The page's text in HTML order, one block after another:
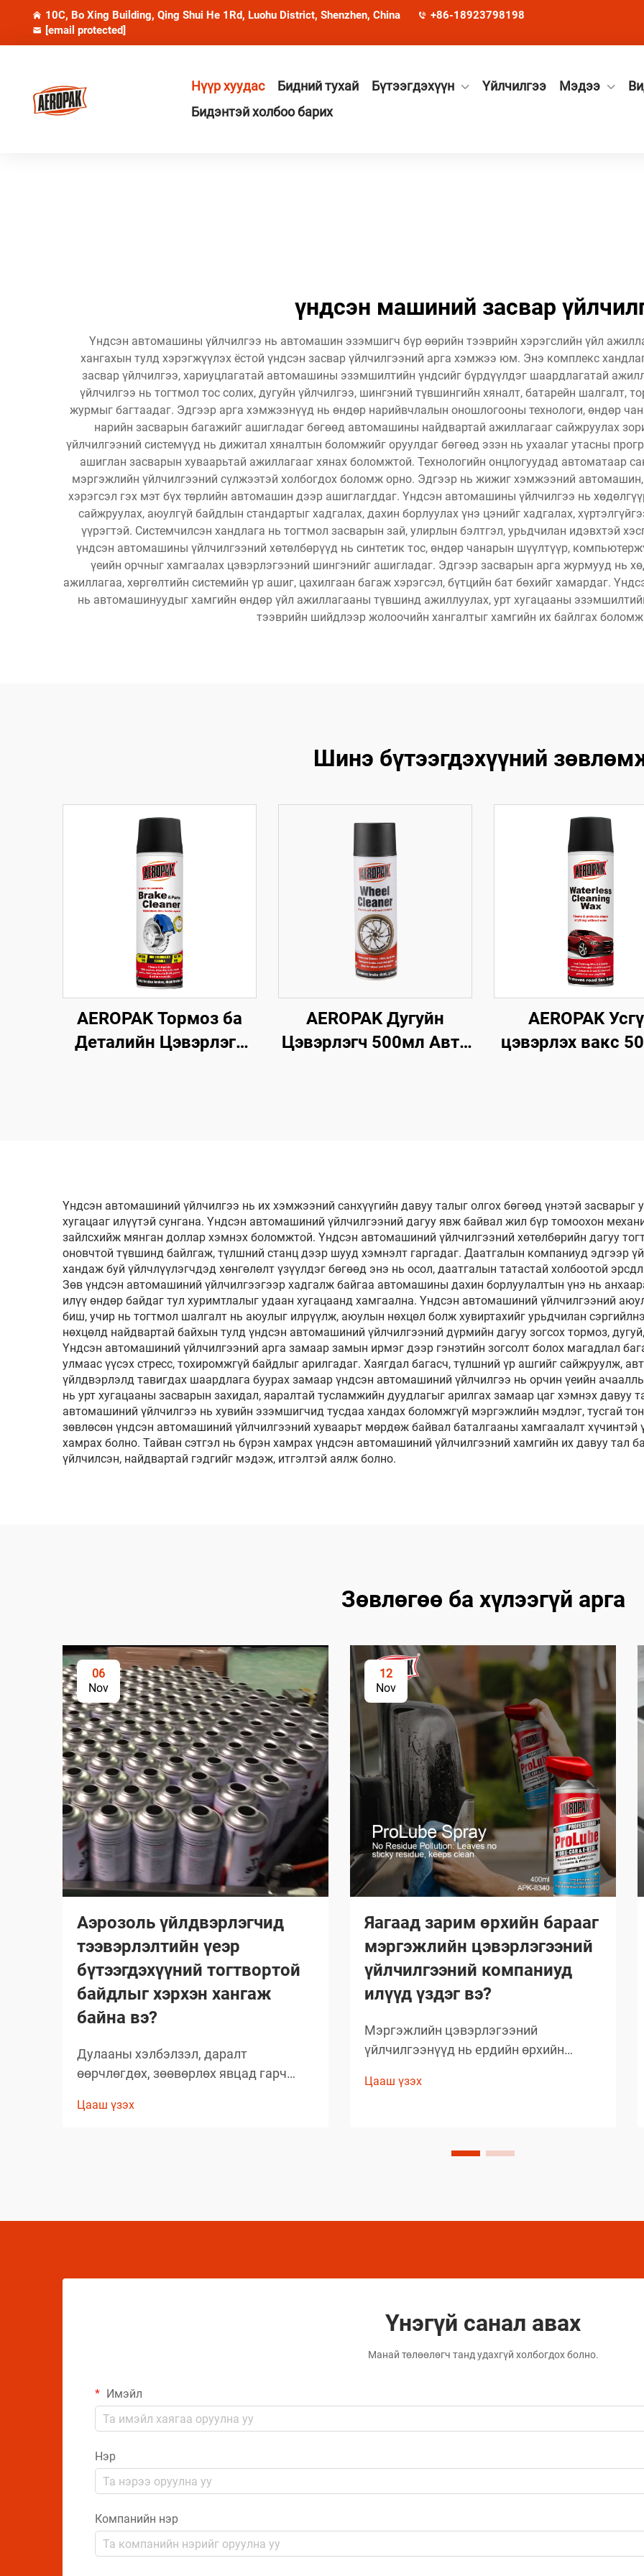
10C, Bo Xing Building, Qing Shui He 1Rd, Luohu District, Shenzhen, China
+86-18923798198
[email protected]
Нүүр хуудас Бидний тухай Бүтээгдэхүүн Үйлчилгээ Мэдээ
Бидэнтэй холбоо барих
үндсэн машиний засвар
Үндсэн автомашины үйлчилгээ нь автомашин эзэмшигч бүр өөрийн тээврийн хэрэгслийн үйл
хангахын тулд хэрэгжүүлэх ёстой үндсэн засвар үйлчилгээний арга хэмжээ юм. Энэ комплекс
засвар үйлчилгээ, хариуцлагатай автомашины эзэмшилтийн үндсийг бүрдүүлдэг шаардлагатай
үйлчилгээ нь тогтмол тос солих, дугуйн үйлчилгээ, шингэний түвшингийн хяналт, батарейн шалгалт,
журмыг багтаадаг. Эдгээр арга хэмжээнүүд нь өндөр нарийвчлалын оношлогооны технологи, өндөр
нарийн засварын багажийг ашигладаг бөгөөд автомашины найдвартай ажиллагааг сайжруулах
үйлчилгээний системүүд нь дижитал хяналтын боломжийг оруулдаг бөгөөд эзэн нь ухаалаг утасны
ашиглан засварын хуваарьтай ажиллагааг хянах боломжтой. Технологийн онцлогуудад автоматаар
мэргэжлийн үйлчилгээний сүлжээтэй холбогдох боломж орно. Эдгээр нь жижиг хэмжээний
хэрэгсэл гэх мэт бүх төрлийн автомашин дээр ашиглагддаг. Үндсэн автомашины үйлчилгээ нь
сайжруулах, аюулгүй байдлын стандартыг хадгалах, дахин борлуулах үнэ цэнийг хадгалах,
үүрэгтэй. Системчилсэн хандлага нь тогтмол засварын зай, улирлын бэлтгэл, урьдчилан идэвхтэй
үндсэн автомашины үйлчилгээний хөтөлбөрүүд нь синтетик тос, өндөр чанарын шүүлтүүр,
үеийн орчныг хамгаалах цэвэрлэгээний шингэнийг ашигладаг. Эдгээр засварын арга журмууд нь
ажиллагаа, хөргөлтийн системийн үр ашиг, цахилгаан багаж хэрэгсэл, бүтцийн бат бөхийг хамардаг.
нь автомашинуудыг хамгийн өндөр үйл ажиллагааны түвшинд ажиллуулах, урт хугацааны
тээврийн шийдлээр жолоочийн хангалтыг хамгийн их байлгах
Шинэ бүтээгдэхүүний
AEROPAK Тормоз ба
Деталийн Цэвэрлэгч
AEROPAK Дугуйн
Цэвэрлэгч 500мл Авто
AEROPAK
цэвэрлэх вакс
Үндсэн автомашиний үйлчилгээ нь их хэмжээний санхүүгийн давуу талыг олгох бөгөөд үнэтэй
хугацааг илүүтэй сунгана. Үндсэн автомашиний үйлчилгээний дагуу явж байвал жил бүр томоохон
зайлсхийж мянган доллар хэмнэх боломжтой. Үндсэн автомашиний үйлчилгээний хөтөлбөрийн дагуу
оновчтой түвшинд байлгаж, түлшний станц дээр шууд хэмнэлт гаргадаг. Даатгалын компаниуд эдгээр
хандаж буй үйлчлүүлэгчдэд хөнгөлөлт үзүүлдэг бөгөөд энэ нь осол, даатгалын татастай холбоотой
Зөв үндсэн автомашиний үйлчилгээгээр хадгалж байгаа автомашины дахин борлуулалтын үнэ нь
илүү өндөр байдаг тул хуримтлалыг удаан хугацаанд хамгаална. Үндсэн автомашиний үйлчилгээний
биш, учир нь тогтмол шалгалт нь аюулыг илрүүлж, аюулын нөхцөл болж хувиртахийг урьдчилан
нөхцөлд найдвартай байхын тулд үндсэн автомашиний үйлчилгээний дүрмийн дагуу зогсох тормоз,
Үндсэн автомашиний үйлчилгээний арга замаар замын ирмэг дээр гэнэтийн зогсолт болох магадлал
улмаас үүсэх стресс, тохиромжгүй байдлыг арилгадаг. Хаягдал багасч, түлшний үр ашгийг сайжруулж,
үйлдвэрлэлд тавигдах шаардлага буурах замаар үндсэн автомашиний үйлчилгээ нь орчин үеийн
нь урт хугацааны засварын захидал, яаралтай тусламжийн дуудлагыг арилгах замаар цаг хэмнэх давуу
автомашиний үйлчилгээ нь хувийн эзэмшигчид тусдаа хандах боломжгүй мэргэжлийн мэдлэг, тусгай
зөвлөсөн үндсэн автомашиний үйлчилгээний хуваарьт мөрдөж байвал баталгааны хамгаалалт
хамрах болно. Тайван сэтгэл нь бүрэн хамрах үндсэн автомашиний үйлчилгээний хамгийн их давуу тал
үйлчилсэн, найдвартай гэдгийг мэдэж, итгэлтэй аялж болно.
Зөвлөгөө ба хүлээгүй арга
06
Nov
Аэрозоль үйлдвэрлэгчид
тээвэрлэлтийн үеэр
бүтээгдэхүүний тогтвортой
байдлыг хэрхэн хангаж
байна вэ?
Дулааны хэлбэлзэл, даралт
өөрчлөгдөх, зөөвөрлөх явцад гарч
зүйлсийн улмаас глобал аэрозолын
Цааш үзэх
12
Nov
Яагаад зарим өрхийн барааг
мэргэжлийн цэвэрлэгээний
үйлчилгээний компаниуд
илүүд үздэг вэ?
Мэргэжлийн цэвэрлэгээний
үйлчилгээнүүд нь ердийн өрхийн
чанартай үр дүнг гаргаж, өөрсдийн нэр
Цааш үзэх
Үнэгүй санал авах
Манай төлөөлөгч танд удахгүй холбогдох болно.
Имэйл
Нэр
Компанийн нэр